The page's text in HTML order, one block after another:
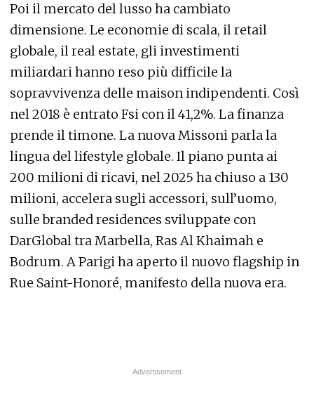
Poi il mercato del lusso ha cambiato
dimensione. Le economie di scala, il retail
globale, il real estate, gli investimenti
miliardari hanno reso più difficile la
sopravvivenza delle maison indipendenti. Così
nel 2018 è entrato Fsi con il 41,2%. La finanza
prende il timone. La nuova Missoni parla la
lingua del lifestyle globale. Il piano punta ai
200 milioni di ricavi, nel 2025 ha chiuso a 130
milioni, accelera sugli accessori, sull’uomo,
sulle branded residences sviluppate con
DarGlobal tra Marbella, Ras Al Khaimah e
Bodrum. A Parigi ha aperto il nuovo flagship in
Rue Saint-Honoré, manifesto della nuova era.